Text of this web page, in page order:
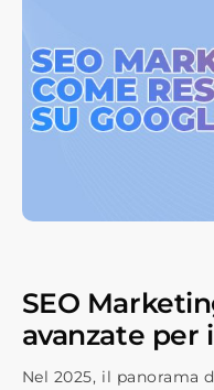
SEO
avanzate per
Nel 2025, il panorama